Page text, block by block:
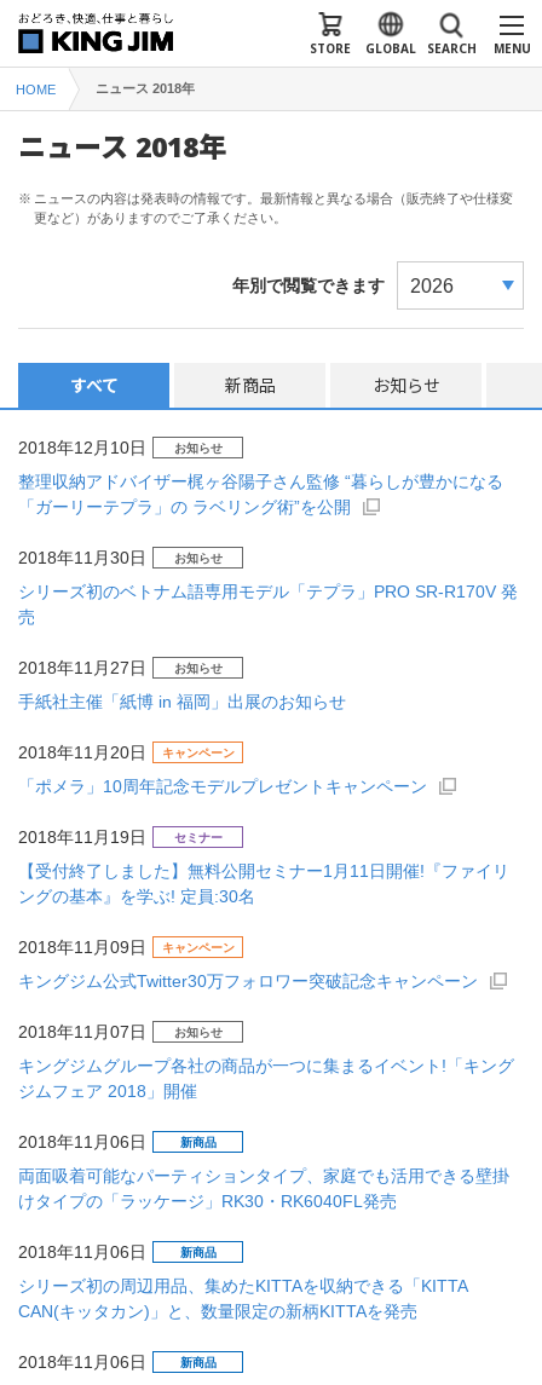
MENU
SEARCH
GLOBAL
STORE
HOME ニュース 2018年
ニュース 2018年
※ ニュースの内容は発表時の情報です。最新情報と異なる場合（販売終了や仕様変
更など）がありますのでご了承ください。
年別で閲覧できます
すべて 新商品 お知らせ
2018年12月10日 お知らせ
整理収納アドバイザー梶ヶ谷陽子さん監修 “暮らしが豊かになる
「ガーリーテプラ」の ラベリング術”を公開
2018年11月30日 お知らせ
シリーズ初のベトナム語専用モデル「テプラ」PRO SR-R170V 発
売
2018年11月27日 お知らせ
手紙社主催「紙博 in 福岡」出展のお知らせ
2018年11月20日 キャンペーン
「ポメラ」10周年記念モデルプレゼントキャンペーン
2018年11月19日 セミナー
【受付終了しました】無料公開セミナー1月11日開催!『ファイリ
ングの基本』を学ぶ! 定員:30名
2018年11月09日 キャンペーン
キングジム公式Twitter30万フォロワー突破記念キャンペーン
2018年11月07日 お知らせ
キングジムグループ各社の商品が一つに集まるイベント!「キング
ジムフェア 2018」開催
2018年11月06日 新商品
両面吸着可能なパーティションタイプ、家庭でも活用できる壁掛
けタイプの「ラッケージ」RK30・RK6040FL発売
2018年11月06日 新商品
シリーズ初の周辺用品、集めたKITTAを収納できる「KITTA
CAN(キッタカン)」と、数量限定の新柄KITTAを発売
2018年11月06日 新商品